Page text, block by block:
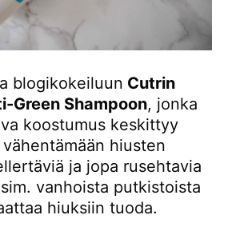
blogikokeiluun Cutrin
Green Shampoon, jonka
koostumus keskittyy
hiusten
ja jopa rusehtavia
vanhoista putkistoista
hiuksiin tuoda.